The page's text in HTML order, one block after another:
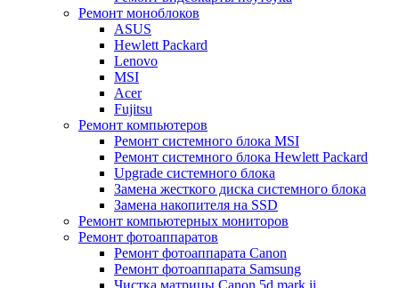
Ремонт моноблоков
ASUS
Hewlett Packard
Lenovo
MSI
Acer
Fujitsu
Ремонт компьютеров
Ремонт системного блока MSI
Ремонт системного блока Hewlett Packard
Upgrade системного блока
Замена жесткого диска системного блока
Замена накопителя на SSD
Ремонт компьютерных мониторов
Ремонт фотоаппаратов
Ремонт фотоаппарата Canon
Ремонт фотоаппарата Samsung
Чистка матрицы Canon 5d mark ii